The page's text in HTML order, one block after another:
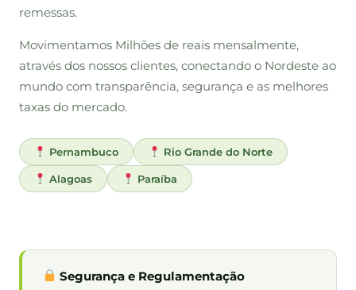
remessas.
Movimentamos Milhões de reais mensalmente,
através dos nossos clientes, conectando o Nordeste ao
mundo com transparência, segurança e as melhores
taxas do mercado.
Pernambuco Rio Grande do Norte
Alagoas Paraíba
Segurança e Regulamentação